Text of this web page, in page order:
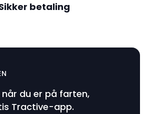
betaling
når du er på farten,
Tractive-app.